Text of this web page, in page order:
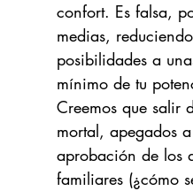
confort. Es falsa,
medias,
posibilidades a
mínimo de tu
Creemos que salir
mortal, apegados
aprobación de los
familiares (¿cómo